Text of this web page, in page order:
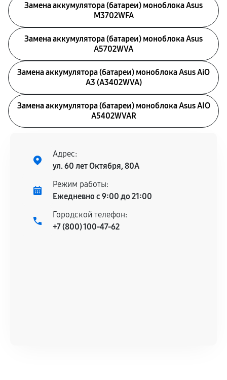
Замена аккумулятора (батареи) моноблока Asus
M3702WFA
Замена аккумулятора (батареи) моноблока Asus
A5702WVA
Замена аккумулятора (батареи) моноблока Asus AiO
A3 (A3402WVA)
Замена аккумулятора (батареи) моноблока Asus AIO
A5402WVAR
Адрес:
ул. 60 лет Октября, 80А
Режим работы:
Ежедневно с 9:00 до 21:00
Городской телефон:
+7 (800) 100-47-62